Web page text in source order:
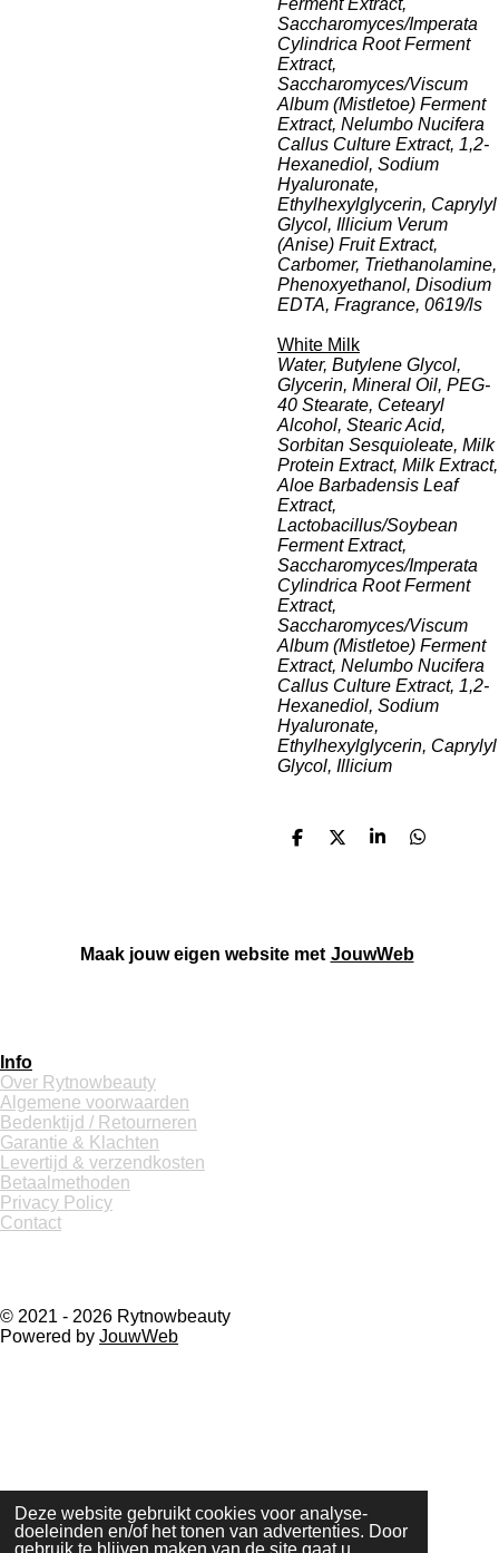
Deze website gebruikt cookies voor analyse-
doeleinden en/of het tonen van advertenties. Door
Ferment Extract,
Saccharomyces/Imperata
Cylindrica Root Ferment
Extract,
Saccharomyces/Viscum
Album (Mistletoe) Ferment
Extract, Nelumbo Nucifera
Callus Culture Extract, 1,2-
Hexanediol, Sodium
Hyaluronate,
Ethylhexylglycerin, Caprylyl
Glycol, Illicium Verum
(Anise) Fruit Extract,
Carbomer, Triethanolamine,
Phenoxyethanol, Disodium
EDTA, Fragrance, 0619/ls
White Milk
Water, Butylene Glycol,
Glycerin, Mineral Oil, PEG-
40 Stearate, Cetearyl
Alcohol, Stearic Acid,
Sorbitan Sesquioleate, Milk
Protein Extract, Milk Extract,
Aloe Barbadensis Leaf
Extract,
Lactobacillus/Soybean
Ferment Extract,
Saccharomyces/Imperata
Cylindrica Root Ferment
Extract,
Saccharomyces/Viscum
Album (Mistletoe) Ferment
Extract, Nelumbo Nucifera
Callus Culture Extract, 1,2-
Hexanediol, Sodium
Hyaluronate,
Ethylhexylglycerin, Caprylyl
Glycol, Illicium
D
D
S
D
Maak jouw eigen website met JouwWeb
Info
Over Rytnowbeauty
Algemene voorwaarden
Bedenktijd / Retourneren
Garantie & Klachten
Levertijd & verzendkosten
Betaalmethoden
Privacy Policy
Contact
© 2021 - 2026 Rytnowbeauty
Powered by JouwWeb